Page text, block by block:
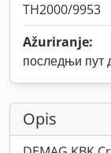
TH2000/9953
Ažuriranje:
последњи пут
Opis